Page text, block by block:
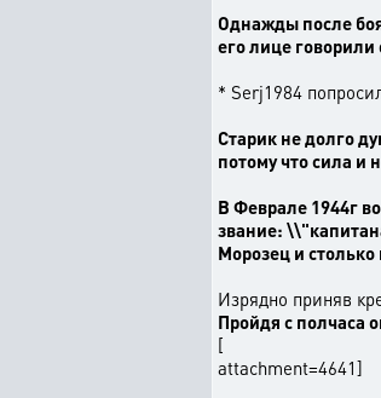
Однажды после
его лице
* Serj1984
Старик не долго
потому что сила и
В Феврале 1944г
звание:
Морозец и
Изрядно приняв
Пройдя с полчаса
[
attachment=4641]